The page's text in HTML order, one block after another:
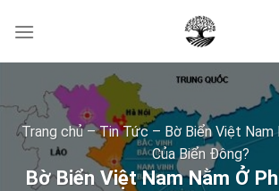
Trang chủ–Tin Tức – Bờ Biển Việt Nam
Của Biển Đông?
Bờ Biển Việt Nam Nằm Ở